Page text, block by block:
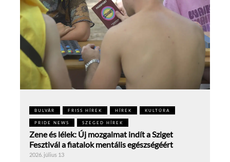
BULVÁR FRISS HÍREK HÍREK KULTÚRA
PRIDE NEWS SZEGED HÍREK
Zene és lélek: Új mozgalmat indít a Sziget
Fesztivál a fiatalok mentális egészségéért
2026. július 13